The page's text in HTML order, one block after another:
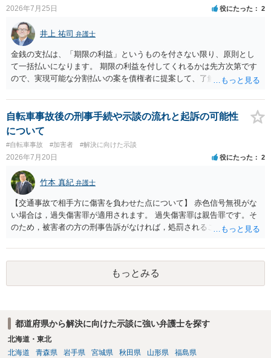
2026年7月25日 役にたった 2
井上 祐司 弁護士
金銭の支払は、「期限の利益」というものを付さない限り、原則とし
て一括払いになります。 期限の利益を付してくれるかは先方次第です
ので、実現可能な分割払いの案を債権者に提案して、了解してもらえ
自転車事故後の刑事手続や示談の流れと起訴の可能性
について
#自転車事故 #加害者 #解決に向けた示談
2026年7月20日 役にたった 2
竹本 真紀 弁護士
【交通事故で相手方に傷害を負わせた点について】 赤色信号無視がな
い場合は，過失傷害罪が適用されます。 過失傷害罪は親告罪です。そ
のため，被害者の方の刑事告訴がなければ，処罰されることはありま
あれば，示談が成立すれば告訴をすることはないと思います。 したが
いまして，被害者との示談を優先し，これにより告訴がない状態とす
れば，刑事処分を受けることはなくなります。 一方，赤色信号無視が
あった場合は，少し複雑になります。 単純に過失傷害罪と判断される
では殊更無視にはなりません。看過です）は過失の中でも重大なもの
ですから，重過失致傷罪が成立すると判断される場合もあり得ると思
います。重過失致傷罪は親告罪ではありません。 もっとも，自転車よ
もっとみる
都道府県から解決に向けた示談に強い弁護士を探す
北海道・東北
北海道
青森県 岩手県 宮城県 秋田県 山形県 福島県